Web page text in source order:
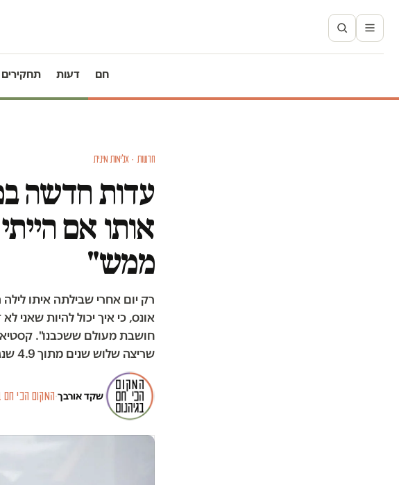
חם דעות תחקירים
חדשות · אלימות מינית
עדות חדשה
אותו אם
ממש"
רק יום אחרי שבילתה איתו
אונס, כי איך יכול להיות שאני
חושבת מעולם ששכבנו".
שריצה שלוש שנים מתוך 4.9 שנגזרו עליו
שקד אורבך·המקום הכי חם